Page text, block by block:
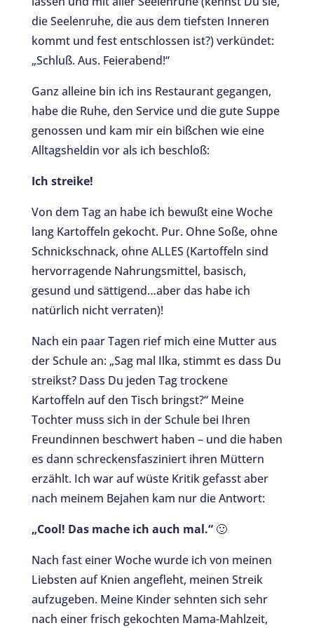
die Seelenruhe, die aus dem tiefsten Inneren
kommt und fest entschlossen ist?) verkündet:
„Schluß. Aus. Feierabend!“
Ganz alleine bin ich ins Restaurant gegangen,
habe die Ruhe, den Service und die gute Suppe
genossen und kam mir ein bißchen wie eine
Alltagsheldin vor als ich beschloß:
Ich streike!
Von dem Tag an habe ich bewußt eine Woche
lang Kartoffeln gekocht. Pur. Ohne Soße, ohne
Schnickschnack, ohne ALLES (Kartoffeln sind
hervorragende Nahrungsmittel, basisch,
gesund und sättigend…aber das habe ich
natürlich nicht verraten)!
Nach ein paar Tagen rief mich eine Mutter aus
der Schule an: „Sag mal Ilka, stimmt es dass Du
streikst? Dass Du jeden Tag trockene
Kartoffeln auf den Tisch bringst?“ Meine
Tochter muss sich in der Schule bei Ihren
Freundinnen beschwert haben – und die haben
es dann schreckensfasziniert ihren Müttern
erzählt. Ich war auf wüste Kritik gefasst aber
nach meinem Bejahen kam nur die Antwort:
„Cool! Das mache ich auch mal.“🙂
Nach fast einer Woche wurde ich von meinen
Liebsten auf Knien angefleht, meinen Streik
aufzugeben. Meine Kinder sehnten sich sehr
nach einer frisch gekochten Mama-Mahlzeit,